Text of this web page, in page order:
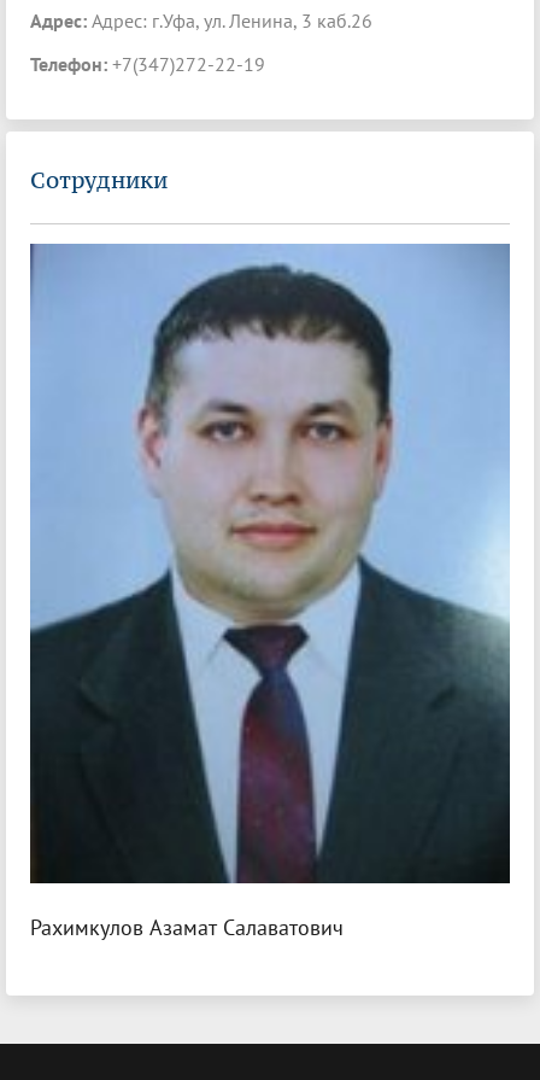
Адрес: Адрес: г.Уфа, ул. Ленина, 3 каб.26
Телефон: +7(347)272-22-19
Сотрудники
Рахимкулов Азамат Салаватович